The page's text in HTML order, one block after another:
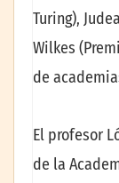
Turing),
Wilkes
de
El profesor
de la